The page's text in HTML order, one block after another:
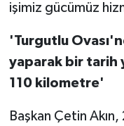
işimiz gücümüz
'Turgutlu
yaparak bir tarih
110 kilometre'
Başkan Çetin